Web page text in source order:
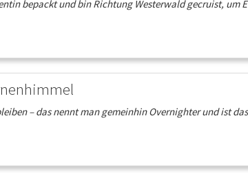
bepackt und bin Richtung Westerwald gecruist, um
– das nennt man gemeinhin Overnighter und ist